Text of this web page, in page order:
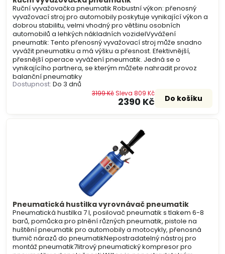
Ruční vyvažovačka pneumatik Robustní výkon: přenosný
vyvažovací stroj pro automobily poskytuje vynikající výkon a
dobrou stabilitu, velmi vhodný pro většinu osobních
automobilů a lehkých nákladních vozidelVyvážení
pneumatik: Tento přenosný vyvažovací stroj může snadno
vyvážit pneumatiku a má výšku a přesnost. Efektivnější,
přesnější operace vyvážení pneumatik. Jedná se o
vynikajícího partnera, se kterým můžete nahradit provoz
balanční pneumatiky
Dostupnost: Do 3 dnů
2390 Kč
3199 KčSleva 809 Kč
Do košíku
Pneumatická hustilka vyrovnávač pneumatik
Pneumatická hustilka 7 l, posilovač pneumatik s tlakem 6-8
barů, pomůcka pro plnění různých pneumatik, pistole na
huštění pneumatik pro automobily a motocykly, přenosná
tlumič nárazů do pneumatikNepostradatelný nástroj pro
montáž pneumatik7litrový pneumatický kompresor pro